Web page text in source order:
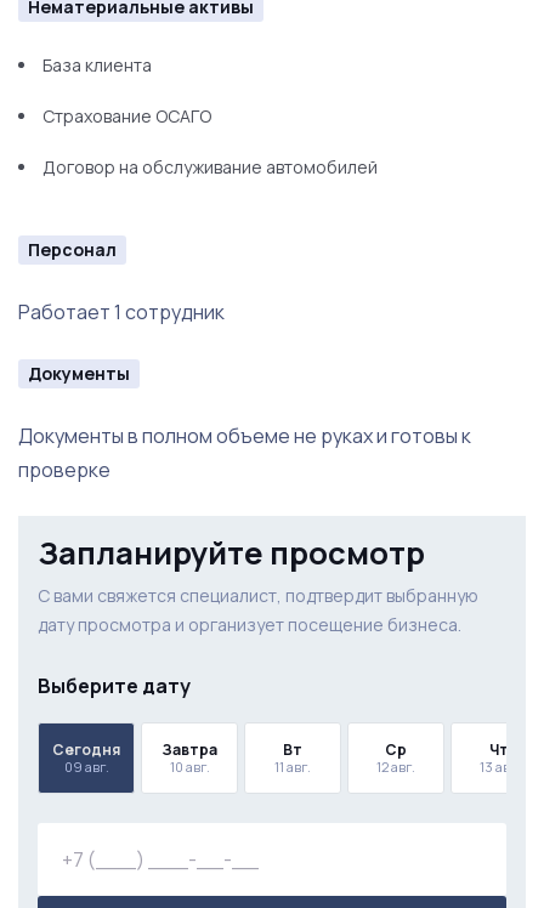
Нематериальные активы
База клиента
Страхование ОСАГО
Договор на обслуживание автомобилей
Персонал
Работает 1 сотрудник
Документы
Документы в полном объеме не руках и готовы к
проверке
Запланируйте просмотр
С вами свяжется специалист, подтвердит выбранную
дату просмотра и организует посещение бизнеса.
Выберите дату
Сегодня
09 авг.
Завтра
10 авг.
Вт
11 авг.
Ср
12 авг.
Чт
13 авг.